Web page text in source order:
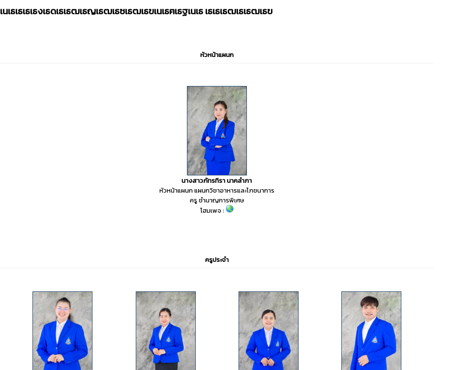
เนเธเธเธเธงเธดเธเธฒเธญเธฒเธซเธฒเธฃเนเธฅเธฐเนเธ เธเธเธฒเธเธฒเธฃ
หัวหน้าแผนก
นางสาวภัทรทิรา นาคลำภา
หัวหน้าแผนก แผนกวิชาอาหารและโภชนาการ
ครู ชำนาญการพิเศษ
โฮมเพจ :
ครูประจำ